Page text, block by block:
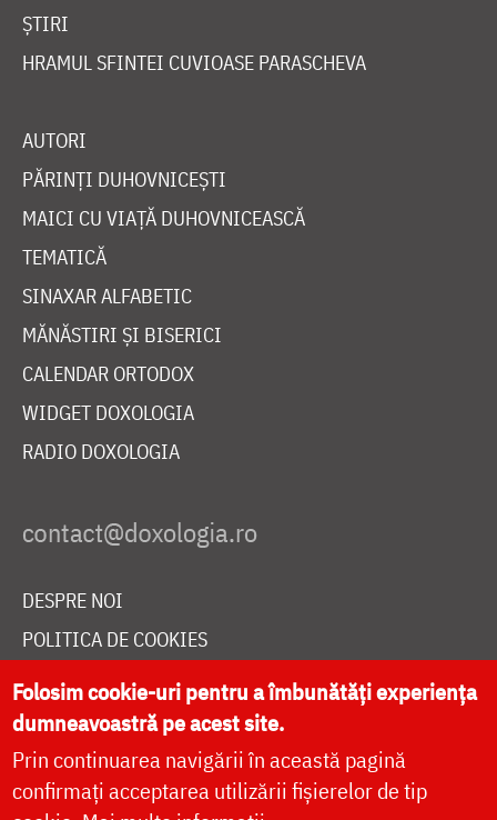
ȘTIRI
HRAMUL SFINTEI CUVIOASE PARASCHEVA
AUTORI
PĂRINȚI DUHOVNICEȘTI
MAICI CU VIAȚĂ DUHOVNICEASCĂ
TEMATICĂ
SINAXAR ALFABETIC
MĂNĂSTIRI ȘI BISERICI
CALENDAR ORTODOX
WIDGET DOXOLOGIA
RADIO DOXOLOGIA
DESPRE NOI
POLITICA DE COOKIES
DONEAZĂ ONLINE PENTRU CATEDRALA NAȚIONALĂ
LIVE
Folosim cookie-uri pentru a îmbunătăți experiența
dumneavoastră pe acest site.
Prin continuarea navigării în această pagină
confirmați acceptarea utilizării fișierelor de tip